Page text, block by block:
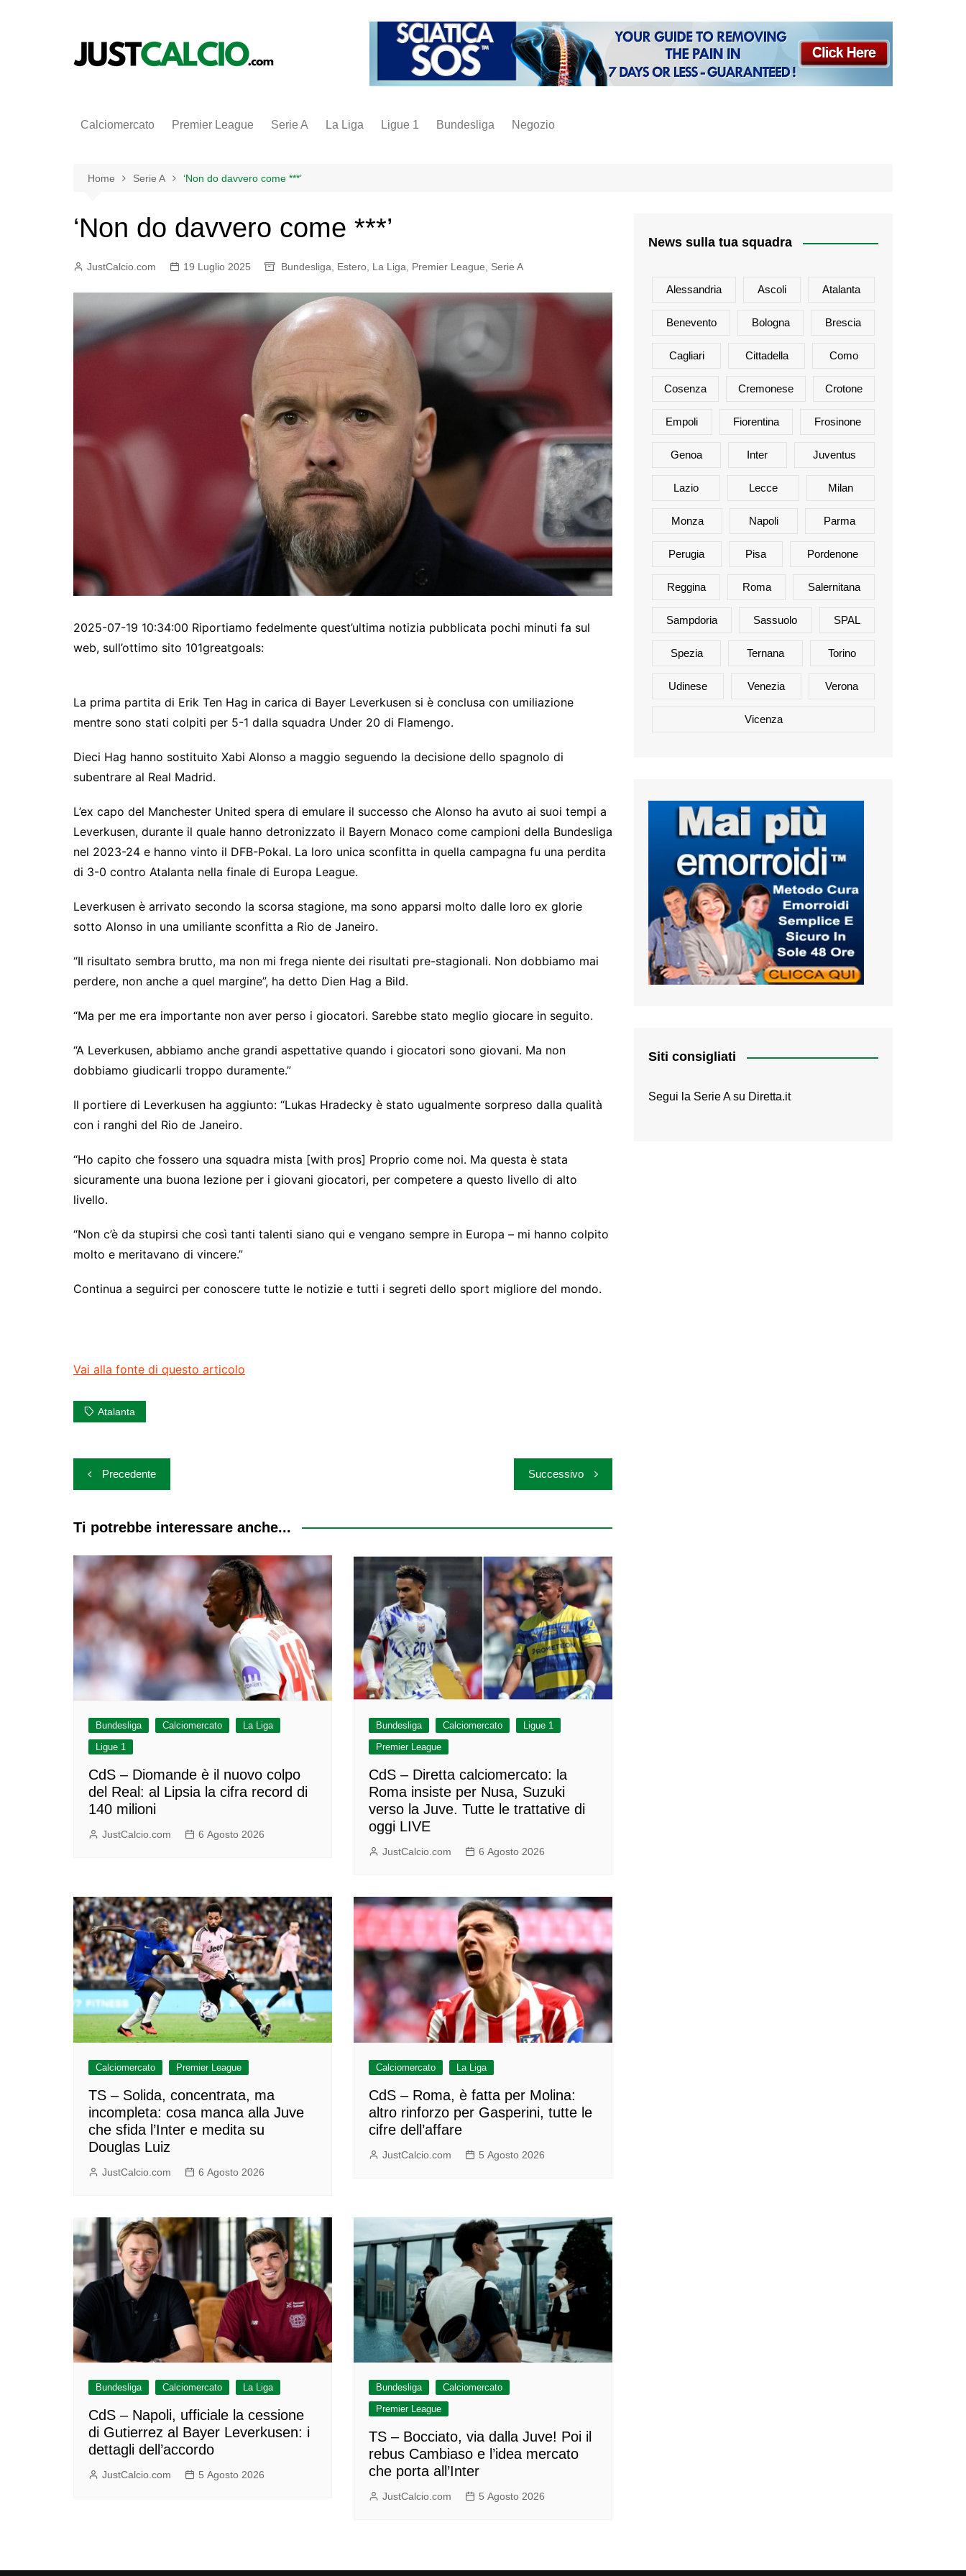
Calciomercato Premier League Serie A La Liga Ligue 1 Bundesliga Negozio
fantacalcio
Home Serie A ‘Non do davvero come ***’
‘Non do davvero come ***’
JustCalcio.com 19 Luglio 2025 Bundesliga Estero La Liga Premier League Serie A
2025-07-19 10:34:00 Riportiamo fedelmente quest’ultima notizia pubblicata pochi minuti fa sul
web, sull’ottimo sito 101greatgoals:
La prima partita di Erik Ten Hag in carica di Bayer Leverkusen si è conclusa con umiliazione
mentre sono stati colpiti per 5-1 dalla squadra Under 20 di Flamengo.
Dieci Hag hanno sostituito Xabi Alonso a maggio seguendo la decisione dello spagnolo di
subentrare al Real Madrid.
L’ex capo del Manchester United spera di emulare il successo che Alonso ha avuto ai suoi tempi a
Leverkusen, durante il quale hanno detronizzato il Bayern Monaco come campioni della Bundesliga
nel 2023-24 e hanno vinto il DFB-Pokal. La loro unica sconfitta in quella campagna fu una perdita
di 3-0 contro Atalanta nella finale di Europa League.
Leverkusen è arrivato secondo la scorsa stagione, ma sono apparsi molto dalle loro ex glorie
sotto Alonso in una umiliante sconfitta a Rio de Janeiro.
“Il risultato sembra brutto, ma non mi frega niente dei risultati pre-stagionali. Non dobbiamo mai
perdere, non anche a quel margine”, ha detto Dien Hag a Bild.
“Ma per me era importante non aver perso i giocatori. Sarebbe stato meglio giocare in seguito.
“A Leverkusen, abbiamo anche grandi aspettative quando i giocatori sono giovani. Ma non
dobbiamo giudicarli troppo duramente.”
Il portiere di Leverkusen ha aggiunto: “Lukas Hradecky è stato ugualmente sorpreso dalla qualità
con i ranghi del Rio de Janeiro.
“Ho capito che fossero una squadra mista [with pros] Proprio come noi. Ma questa è stata
sicuramente una buona lezione per i giovani giocatori, per competere a questo livello di alto
livello.
“Non c’è da stupirsi che così tanti talenti siano qui e vengano sempre in Europa – mi hanno colpito
molto e meritavano di vincere.”
Continua a seguirci per conoscere tutte le notizie e tutti i segreti dello sport migliore del mondo.
Vai alla fonte di questo articolo
Atalanta
Navigazione
articoli
Precedente Successivo
Ti potrebbe interessare anche...
Bundesliga Calciomercato
La Liga
Ligue 1
CdS – Diomande è il nuovo colpo
del Real: al Lipsia la cifra record di
140 milioni
JustCalcio.com 6 Agosto 2026
Bundesliga Calciomercato
Ligue 1
Premier League
CdS – Diretta calciomercato: la
Roma insiste per Nusa, Suzuki
verso la Juve. Tutte le trattative di
oggi LIVE
JustCalcio.com 6 Agosto 2026
Calciomercato Premier League
TS – Solida, concentrata, ma
incompleta: cosa manca alla Juve
che sfida l’Inter e medita su
Douglas Luiz
JustCalcio.com 6 Agosto 2026
Calciomercato La Liga
CdS – Roma, è fatta per Molina:
altro rinforzo per Gasperini, tutte le
cifre dell’affare
JustCalcio.com 5 Agosto 2026
Bundesliga Calciomercato La Liga
CdS – Napoli, ufficiale la cessione
di Gutierrez al Bayer Leverkusen: i
dettagli dell’accordo
JustCalcio.com 5 Agosto 2026
Bundesliga
Calciomercato
Premier League
TS – Bocciato, via dalla Juve! Poi il
rebus Cambiaso e l’idea mercato
che porta all’Inter
JustCalcio.com 5 Agosto 2026
News sulla tua squadra
Alessandria Ascoli Atalanta
Benevento Bologna Brescia
Cagliari Cittadella Como
Cosenza Cremonese Crotone
Empoli Fiorentina Frosinone
Genoa Inter Juventus
Lazio Lecce Milan
Monza Napoli Parma
Perugia Pisa Pordenone
Reggina Roma Salernitana
Sampdoria Sassuolo SPAL
Spezia Ternana Torino
Udinese Venezia Verona
Vicenza
Siti consigliati
Segui la Serie A su Diretta.it